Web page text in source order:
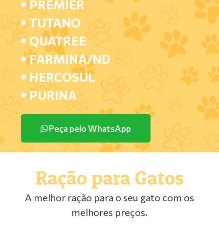
PREMIER
TUTANO
QUATREE
FARMINA/ND
HERCOSUL
PURINA
Peça pelo WhatsApp
Ração para Gatos
A melhor ração para o seu gato com os
melhores preços.